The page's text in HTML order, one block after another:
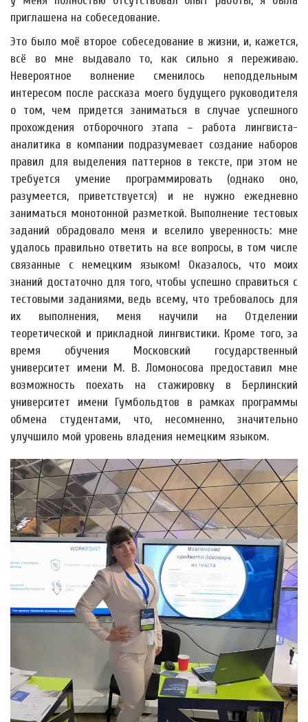
приглашена на собеседование.
Это было моё второе собеседование в жизни, и, кажется,
всё во мне выдавало то, как сильно я переживаю.
Невероятное волнение сменилось неподдельным
интересом после рассказа моего будущего руководителя
о том, чем придется заниматься в случае успешного
прохождения отборочного этапа – работа лингвиста-
аналитика в компании подразумевает создание наборов
правил для выделения паттернов в тексте, при этом не
требуется умение программировать (однако оно,
разумеется, приветствуется) и не нужно ежедневно
заниматься монотонной разметкой. Выполнение тестовых
заданий обрадовало меня и вселило уверенность: мне
удалось правильно ответить на все вопросы, в том числе
связанные с немецким языком! Оказалось, что моих
знаний достаточно для того, чтобы успешно справиться с
тестовыми заданиями, ведь всему, что требовалось для
их выполнения, меня научили на Отделении
теоретической и прикладной лингвистики. Кроме того, за
время обучения Московский государственный
университет имени М. В. Ломоносова предоставил мне
возможность поехать на стажировку в Берлинский
университет имени Гумбольдтов в рамках программы
обмена студентами, что, несомненно, значительно
улучшило мой уровень владения немецким языком.